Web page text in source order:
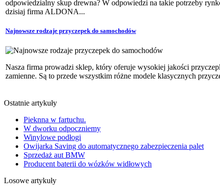
odpowiedzialny skup drewna? W odpowiedzi na takie potrzeby
dzisiaj firma ALDONA...
Najnowsze rodzaje przyczepek do samochodów
Nasza firma prowadzi sklep, który oferuje wysokiej jakości
zamienne. Są to przede wszystkim różne modele klasycznych
Ostatnie artykuły
Pieknna w fartuchu.
W dworku odpoczniemy
Winylowe podłogi
Owijarka Saving do automatycznego zabezpieczenia palet
Sprzedaż aut BMW
Producent baterii do wózków widłowych
Losowe artykuły